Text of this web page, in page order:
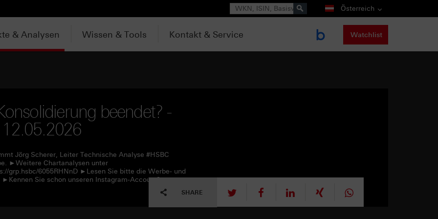
Suche Österreich
& Analysen Wissen & Tools Kontakt & Service Watchlist
beendet? -
12.05.2026
Jörg Scherer, Leiter Technische Analyse #HSBC
►Weitere Chartanalysen unter
grp.hsbc/6055RHNnD ►Lesen Sie bitte die Werbe- und
Sie schon unseren Instagram-Account?
SHARE tweet mitteilen